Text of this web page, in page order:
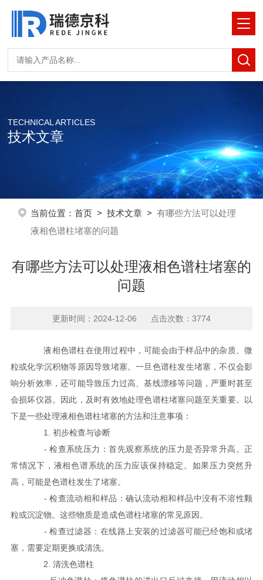
TECHNICAL ARTICLES
技术文章
当前位置： 首页> 技术文章> 有哪些方法可以处理
液相色谱柱堵塞的问题
有哪些方法可以处理液相色谱柱堵塞的
问题
更新时间：2024-12-06 点击次数：3774
液相色谱柱在使用过程中，可能会由于样品中的杂质、微
粒或化学沉积物等原因导致堵塞。一旦色谱柱发生堵塞，不仅会影
响分析效率，还可能导致压力过高、基线漂移等问题，严重时甚至
会损坏仪器。因此，及时有效地处理色谱柱堵塞问题至关重要。以
下是一些处理液相色谱柱堵塞的方法和注意事项：
1. 初步检查与诊断
- 检查系统压力：首先观察系统的压力是否异常升高。正
常情况下，液相色谱系统的压力应该保持稳定。如果压力突然升
高，可能是色谱柱发生了堵塞。
- 检查流动相和样品：确认流动相和样品中没有不溶性颗
粒或沉淀物。这些物质是造成色谱柱堵塞的常见原因。
- 检查过滤器：在线路上安装的过滤器可能已经饱和或堵
塞，需要定期更换或清洗。
2. 清洗色谱柱